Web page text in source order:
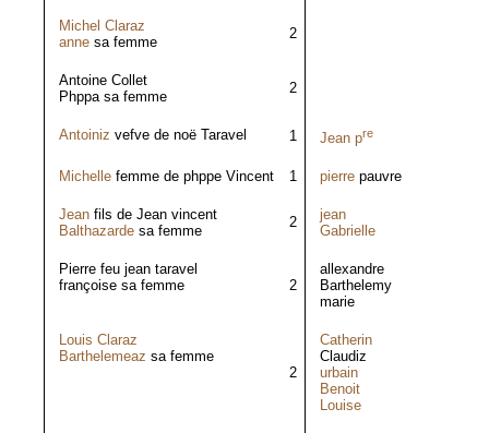
Michel Claraz
anne sa femme
2
Antoine Collet
Phppa sa femme
2
Antoiniz vefve de noë Taravel 1 Jean pre
Michelle femme de phppe Vincent 1 pierre pauvre
Jean fils de Jean vincent
Balthazarde sa femme
2
jean
Gabrielle
Pierre feu jean taravel
françoise sa femme
2
allexandre
Barthelemy
marie
Louis Claraz
Barthelemeaz sa femme
2
Catherin
Claudiz
urbain
Benoit
Louise